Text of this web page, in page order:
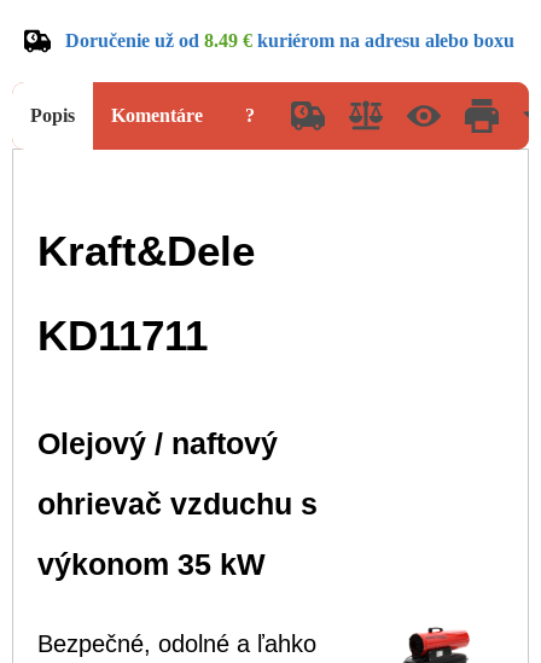
Doručenie už od 8.49 € kuriérom na adresu alebo boxu
Popis Komentáre ?
Kraft&Dele
KD11711
Olejový / naftový
ohrievač vzduchu s
výkonom 35 kW
Bezpečné, odolné a ľahko